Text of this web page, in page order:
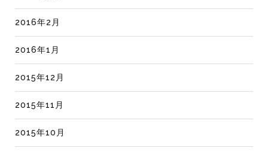
2016年2月
2016年1月
2015年12月
2015年11月
2015年10月